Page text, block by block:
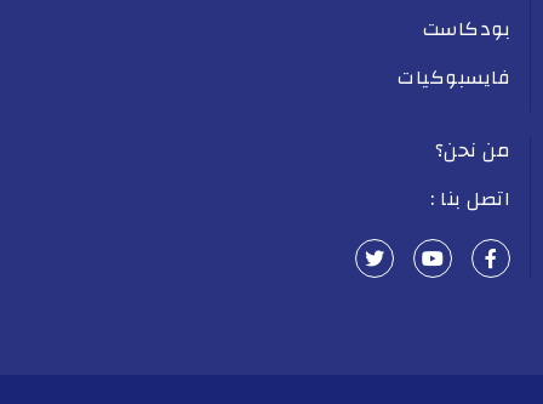
بودكاست
فايسبوكيات
من نحن؟
اتصل بنا :